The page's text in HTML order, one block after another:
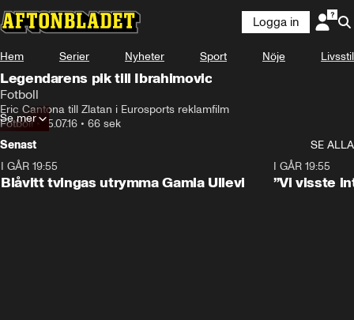
Logga in
Hem Serier Nyheter Sport Nöje Livsstil
Legendarens pik till Ibrahimovic
Fotboll
Eric Cantona till Zlatan i Eurosports reklamfilm
Fotboll•15.07.16 • 66 sek
Se mer
Senast
SE ALLA
I GÅR 19:55
Blåvitt tvingas utrymma Gamla Ullevi
I GÅR 19:55
”Vi visste